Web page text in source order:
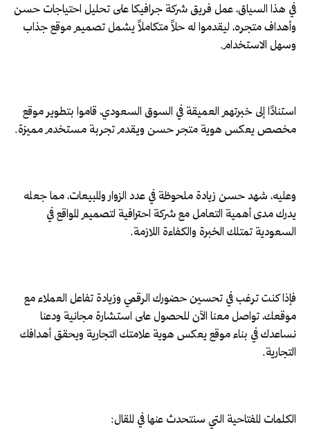
في هذا السياق، عمل فريق شركة جرافيكا على تحليل احتياجات حسن
وأهداف متجره، ليقدموا له حلاً متكاملاً يشمل تصميم موقع جذاب
وسهل الاستخدام.
استنادًا إلى خبرتهم العميقة في السوق السعودي، قاموا بتطوير موقع
مخصص يعكس هوية متجر حسن ويقدم تجربة مستخدم مميزة.
وعليه، شهد حسن زيادة ملحوظة في عدد الزوار والمبيعات، مما جعله
يدرك مدى أهمية التعامل مع شركة احترافية لتصميم المواقع في
السعودية تمتلك الخبرة والكفاءة اللازمة.
فإذا كنت ترغب في تحسين حضورك الرقمي وزيادة تفاعل العملاء مع
موقعك، تواصل معنا الآن للحصول على استشارة مجانية ودعنا
نساعدك في بناء موقع يعكس هوية علامتك التجارية ويحقق أهدافك
التجارية.
الكلمات المفتاحية التي سنتحدث عنها في المقال: